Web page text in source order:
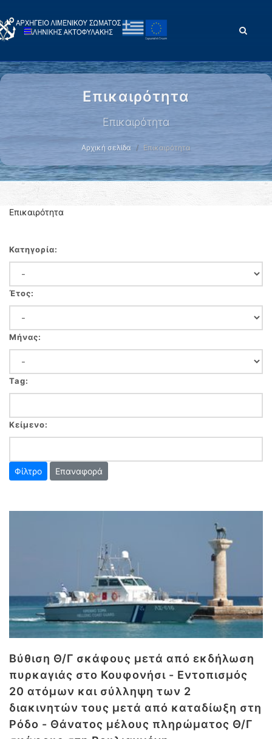
Επικαιρότητα
Επικαιρότητα
Αρχική σελίδα Επικαιρότητα
Επικαιρότητα
Κατηγορία:
Έτος:
Μήνας:
Tag:
Κείμενο:
Επαναφορά
Βύθιση Θ/Γ σκάφους μετά από εκδήλωση
πυρκαγιάς στο Κουφονήσι - Εντοπισμός
20 ατόμων και σύλληψη των 2
διακινητών τους μετά από καταδίωξη στη
Ρόδο - Θάνατος μέλους πληρώματος Θ/Γ